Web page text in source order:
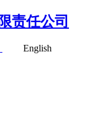
English